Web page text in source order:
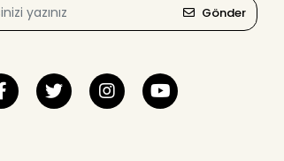
Gönder